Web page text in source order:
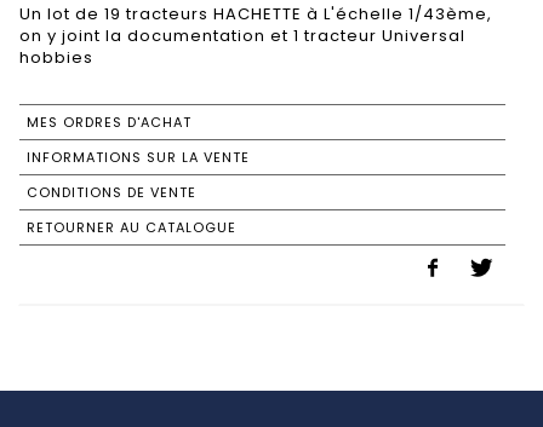
Un lot de 19 tracteurs HACHETTE à L'échelle 1/43ème,
on y joint la documentation et 1 tracteur Universal
hobbies
MES ORDRES D'ACHAT
INFORMATIONS SUR LA VENTE
CONDITIONS DE VENTE
RETOURNER AU CATALOGUE